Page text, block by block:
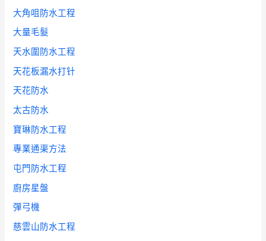
大角咀防水工程
大量毛髮
天水圍防水工程
天花板漏水打针
天花防水
太古防水
寶琳防水工程
專業通渠方法
屯門防水工程
廚房星盤
彈弓機
慈雲山防水工程